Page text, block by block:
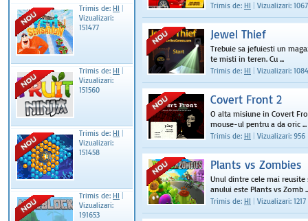
Trimis de: HI
Vizualizari:
151477
Trimis de: HI
Vizualizari:
151560
Trimis de: HI
Vizualizari:
151458
Trimis de: HI
Vizualizari:
191653
Trimis de: HI Vizualizari: 1067
Jewel Thief
Trebuie sa jefuiesti un
te misti in teren. Cu ...
Trimis de: HI Vizualizari: 1084
Covert Front 2
O alta misiune in Covert
mouse-ul pentru a da oric ...
Trimis de: HI Vizualizari: 956
Plants vs Zombies
Unul dintre cele mai
anului este Plants vs Zomb
Trimis de: HI Vizualizari: 1217